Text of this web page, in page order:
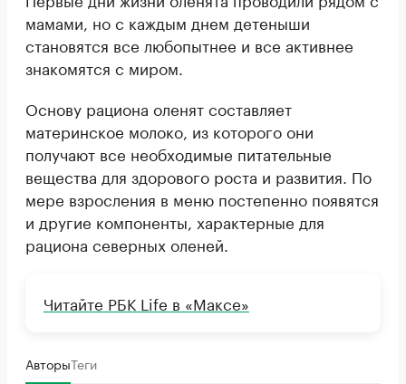
мамами, но с каждым днем детеныши
становятся все любопытнее и все активнее
знакомятся с миром.
Основу рациона оленят составляет
материнское молоко, из которого они
получают все необходимые питательные
вещества для здорового роста и развития. По
мере взросления в меню постепенно появятся
и другие компоненты, характерные для
рациона северных оленей.
Читайте РБК Life в «Максе»
АвторыТеги